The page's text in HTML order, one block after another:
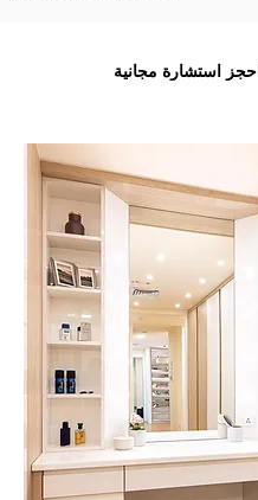
احجز استشارة مجانية